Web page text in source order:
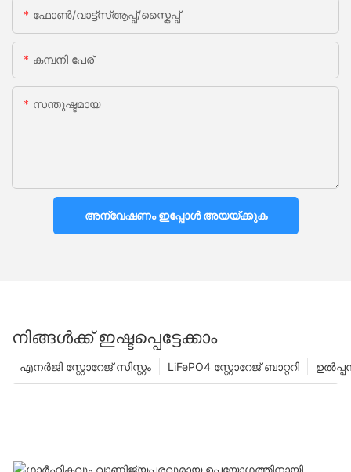
ഫോൺ/വാട്ട്‌സ്ആപ്പ്/സ്കൈപ്പ്
കമ്പനി പേര്
സന്തുഷ്ടമായ
അന്വേഷണം ഇപ്പോൾ അയയ്ക്കുക
നിങ്ങൾക്ക് ഇഷ്ടപ്പെട്ടേക്കാം
LiFePO4 സ്റ്റോറേജ് ബാറ്ററി
എനർജി സ്റ്റോറേജ് സിസ്റ്റം